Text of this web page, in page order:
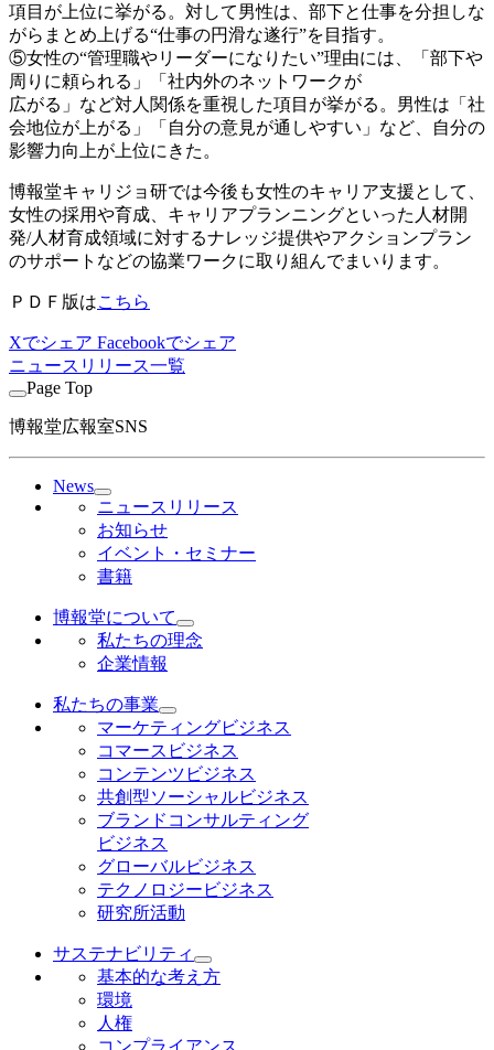
項目が上位に挙がる。対して男性は、部下と仕事を分担しな
がらまとめ上げる“仕事の円滑な遂行”を目指す。
⑤女性の“管理職やリーダーになりたい”理由には、「部下や
周りに頼られる」「社内外のネットワークが
広がる」など対人関係を重視した項目が挙がる。男性は「社
会地位が上がる」「自分の意見が通しやすい」など、自分の
影響力向上が上位にきた。
博報堂キャリジョ研では今後も女性のキャリア支援として、
女性の採用や育成、キャリアプランニングといった人材開
発/人材育成領域に対するナレッジ提供やアクションプラン
のサポートなどの協業ワークに取り組んでまいります。
ＰＤＦ版はこちら
Xでシェア Facebookでシェア
ニュースリリース一覧
Page Top
博報堂広報室SNS
News
ニュースリリース
お知らせ
イベント・セミナー
書籍
博報堂について
私たちの理念
企業情報
私たちの事業
マーケティングビジネス
コマースビジネス
コンテンツビジネス
共創型ソーシャルビジネス
ブランドコンサルティング
ビジネス
グローバルビジネス
テクノロジービジネス
研究所活動
サステナビリティ
基本的な考え方
環境
人権